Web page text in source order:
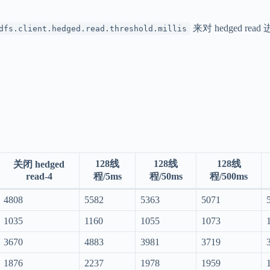
来对 hedged read
关闭 hedged
read-4
128线
程/5ms
128线
程/50ms
128线
程/500ms
4808 5582 5363 5071
1035 1160 1055 1073
3670 4883 3981 3719
1876 2237 1978 1959